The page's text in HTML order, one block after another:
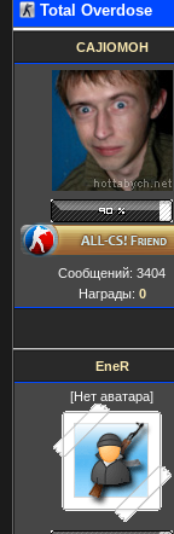
Total Overdose
CAJIOMOH
Сообщений: 3404
Награды: 0
EneR
[Нет аватара]